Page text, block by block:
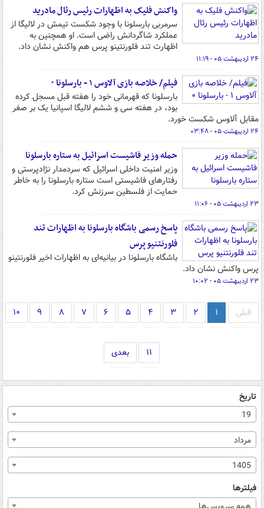
واکنش فلیک به اظهارات رئیس رئال مادرید
سرمربی بارسلونا با وجود شکست تیمش در لالیگا از
عملکرد شاگردانش راضی است. او همچنین به
اظهارت تند فلورنتینو پرس هم واکنش نشان داد.
۲۴ اردیبهشت ۰۵ - ۱۱:۱۹
فیلم/ خلاصه بازی آلاوس ۱ - بارسلونا ۰
بارسلونا که قهرمانی خود را هفته قبل مسجل کرده
بود، در هفته سی و ششم لالیگا اسپانیا یک بر صفر
مقابل آلاوس شکست خورد.
۲۴ اردیبهشت ۰۵ - ۰۳:۴۸
حمله وزیر فاشیست اسرائیل به ستاره بارسلونا
وزیر امنیت داخلی اسرائیل که سردمدار نژادپرستی و
رفتارهای فاشیستی است ستاره بارسلونا را به خاطر
حمایت از فلسطین سرزنش کرد.
۲۳ اردیبهشت ۰۵ - ۱۱:۰۶
پاسخ رسمی باشگاه بارسلونا به اظهارات تند
فلورنتنیو پرس
باشگاه بارسلونا در بیانیه‌ای به اظهارات اخیر فلورنتینو
پرس واکنش نشان داد.
۲۳ اردیبهشت ۰۵ - ۱۰:۰۲
قبلی ۱ ۲ ۳ ۴ ۵ ۶ ۷ ۸ ۹ ۱۰
۱۱ بعدی
تاریخ
19
مرداد
1405
فیلترها